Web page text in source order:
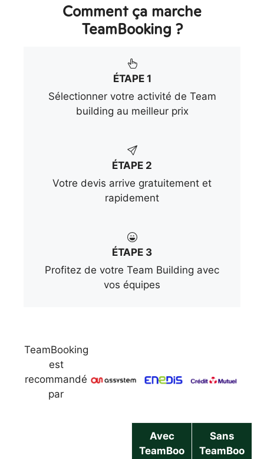
Comment ça marche
TeamBooking ?
ÉTAPE 1
Sélectionner votre activité de Team
building au meilleur prix
ÉTAPE 2
Votre devis arrive gratuitement et
rapidement
ÉTAPE 3
Profitez de votre Team Building avec
vos équipes
TeamBooking
est
recommandé
par
Avec
TeamBoo
Sans
TeamBoo